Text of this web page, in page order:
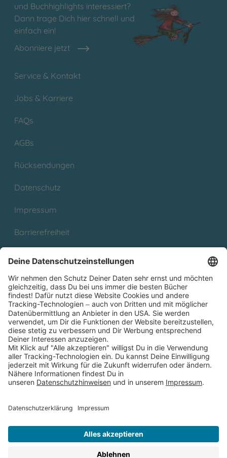
und Buchhighlights interessiert?
Dann trage Dich hier schnell und
einfach ein!
Abonniere jetzt
Service & Kontakt
Jobs & Karriere
FAQs
AGBs
Rücksendungen
Datenschutz
Impressum
Barrierefreiheit
Partnerprogramm (Affiliate)
Folge uns auf
* Versandkostenfrei ab 9,00 € Bestellwert innerhalb
Deutschlands
** Lieferzeit 1-3 Werktage innerhalb Deutschlands
Thienemann-Esslinger Verlag GmbH, Blumenstraße 36, D-70182